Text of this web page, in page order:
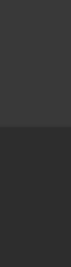
• Powered by